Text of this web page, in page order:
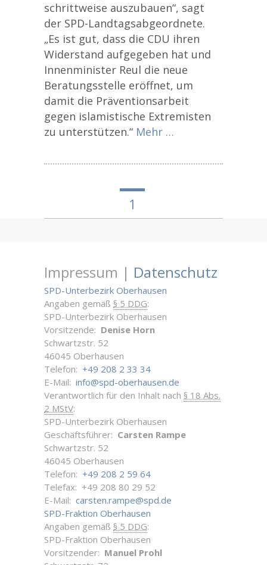
schrittweise auszubauen“, sagt
der SPD-Landtagsabgeordnete.
„Es ist gut, dass die CDU ihren
Widerstand aufgegeben hat und
Innenminister Reul die neue
Beratungsstelle eröffnet, um
damit die Präventionsarbeit
gegen islamistische Extremisten
zu unterstützen.“ Mehr …
1
Impressum | Datenschutz
SPD-Unterbezirk Oberhausen
Angaben gemäß § 5 DDG:
SPD-Unterbezirk Oberhausen
Vorsitzende: Denise Horn
Schwartzstr. 52
46045 Oberhausen
Telefon: +49 208 2 33 34
E-Mail: info@spd-oberhausen.de
Verantwortlich für den Inhalt nach § 18 Abs.
2 MStV:
SPD-Unterbezirk Oberhausen
Geschäftsführer: Carsten Rampe
Schwartzstr. 52
46045 Oberhausen
Telefon: +49 208 2 59 64
Telefax: +49 208 80 29 52
E-Mail: carsten.rampe@spd.de
SPD-Fraktion Oberhausen
Angaben gemäß § 5 DDG:
SPD-Fraktion Oberhausen
Vorsitzender: Manuel Prohl